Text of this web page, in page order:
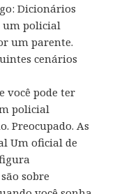
Dicionários
um policial
um parente.
cenários
você pode ter
policial
Preocupado. As
Um oficial de
sobre